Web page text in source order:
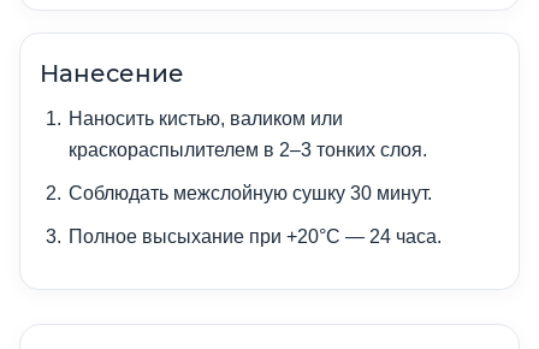
Нанесение
Наносить кистью, валиком или
краскораспылителем в 2–3 тонких слоя.
Соблюдать межслойную сушку 30 минут.
Полное высыхание при +20°C — 24 часа.